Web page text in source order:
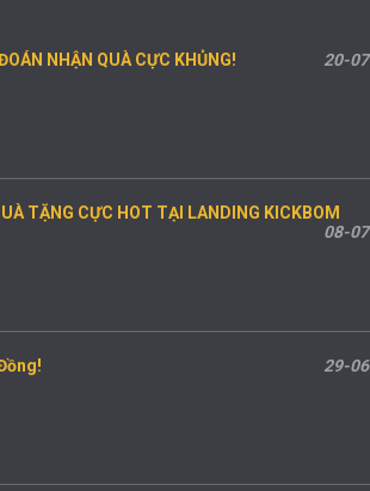
NHẬN QUÀ CỰC KHỦNG! 20-07
TẶNG CỰC HOT TẠI LANDING KICKBOM
08-07
29-06